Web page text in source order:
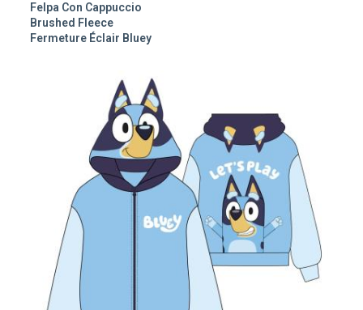
Felpa Con Cappuccio
Brushed Fleece
Fermeture Éclair Bluey